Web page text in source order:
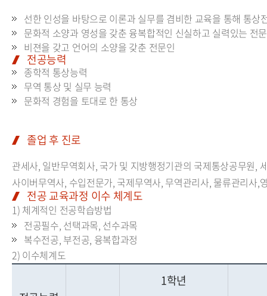
선한 인성을 바탕으로 이론과 실무를 겸비한 교육을 통해 통상
문화적 소양과 영성을 갖춘 융복합적인 신실하고 실력있는 전
비젼을 갖고 언어의 소양을 갖춘 전문인
전공능력
종학적 통상능력
무역 통상 및 실무 능력
문화적 경험을 토대로 한 통상
졸업 후 진로
관세사, 일반무역회사, 국가 및 지방행정기관의 국제통상공무원,
사이버무역사, 수입전문가, 국제무역사, 무역관리사, 물류관리사,
전공 교육과정 이수 체계도
1) 체계적인 전공학습방법
전공필수, 선택과목, 선수과목
복수전공, 부전공, 융복합과정
2) 이수체계도
1학년